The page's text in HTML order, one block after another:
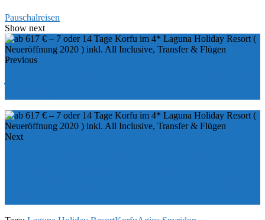
Pauschalreisen
Show next
Previous
Next